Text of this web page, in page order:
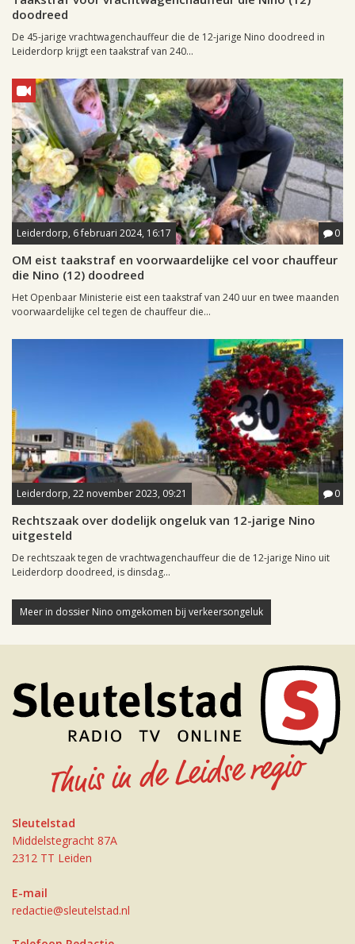
doodreed
De 45-jarige vrachtwagenchauffeur die de 12-jarige Nino doodreed in
Leiderdorp krijgt een taakstraf van 240...
Leiderdorp, 6 februari 2024, 16:17 0
OM eist taakstraf en voorwaardelijke cel voor chauffeur
die Nino (12) doodreed
Het Openbaar Ministerie eist een taakstraf van 240 uur en twee maanden
voorwaardelijke cel tegen de chauffeur die...
Leiderdorp, 22 november 2023, 09:21 0
Rechtszaak over dodelijk ongeluk van 12-jarige Nino
uitgesteld
De rechtszaak tegen de vrachtwagenchauffeur die de 12-jarige Nino uit
Leiderdorp doodreed, is dinsdag...
Meer in dossier Nino omgekomen bij verkeersongeluk
Sleutelstad
Middelstegracht 87A
2312 TT Leiden
E-mail
redactie@sleutelstad.nl